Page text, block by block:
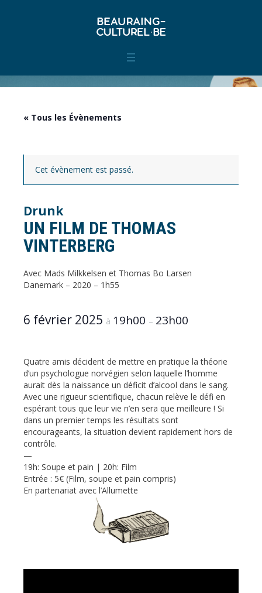
« Tous les Évènements
Cet évènement est passé.
Drunk
UN FILM DE THOMAS
VINTERBERG
Avec Mads Milkkelsen et Thomas Bo Larsen
Danemark – 2020 – 1h55
6 février 2025 à 19h00 – 23h00
Quatre amis décident de mettre en pratique la théorie
d’un psychologue norvégien selon laquelle l’homme
aurait dès la naissance un déficit d’alcool dans le sang.
Avec une rigueur scientifique, chacun relève le défi en
espérant tous que leur vie n’en sera que meilleure ! Si
dans un premier temps les résultats sont
encourageants, la situation devient rapidement hors de
contrôle.
—
19h: Soupe et pain | 20h: Film
Entrée : 5€ (Film, soupe et pain compris)
En partenariat avec l’Allumette